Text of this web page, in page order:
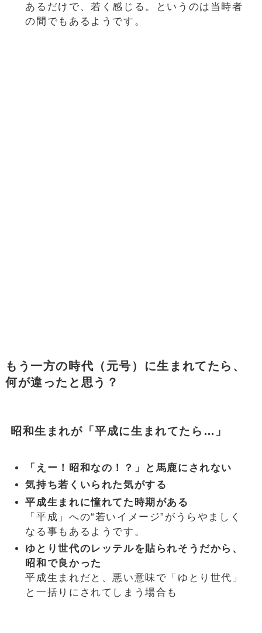
あるだけで、若く感じる。というのは当時者
の間でもあるようです。
もう一方の時代（元号）に生まれてたら、
何が違ったと思う？
昭和生まれが「平成に生まれてたら…」
「えー！昭和なの！？」と馬鹿にされない
気持ち若くいられた気がする
平成生まれに憧れてた時期がある
「平成」への“若いイメージ”がうらやましく
なる事もあるようです。
ゆとり世代のレッテルを貼られそうだから、
昭和で良かった
平成生まれだと、悪い意味で「ゆとり世代」
と一括りにされてしまう場合も